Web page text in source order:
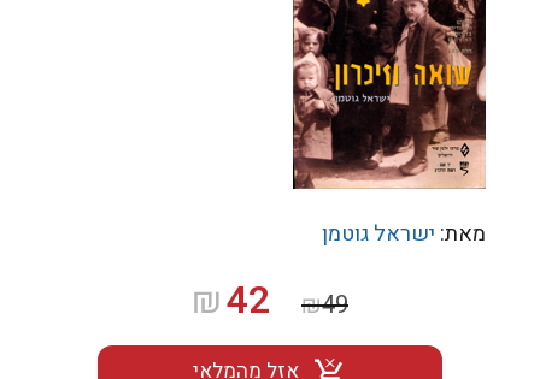
מאת:ישראל גוטמן
₪49
המחיר
המקורי
היה:
₪42
המחיר
הנוכחי
הוא:
אזל מהמלאי